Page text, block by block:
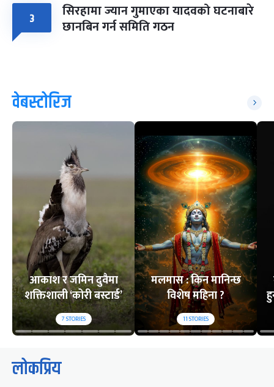
३ सिरहामा ज्यान गुमाएका यादवको घटनाबारे
छानबिन गर्न समिति गठन
वेबस्टोरिज
आकाश र जमिन दुवैमा
शक्तिशाली ‘कोरी बस्टार्ड’
7STORIES
मलमास : किन मानिन्छ
विशेष महिना ?
11STORIES
लोकप्रिय